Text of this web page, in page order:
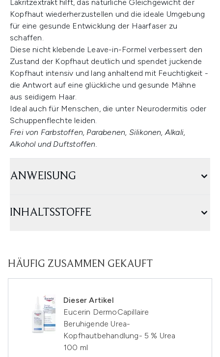
Lakritzextrakt hilft, das natürliche Gleichgewicht der
Kopfhaut wiederherzustellen und die ideale Umgebung
für eine gesunde Entwicklung der Haarfaser zu
schaffen.
Diese nicht klebende Leave-in-Formel verbessert den
Zustand der Kopfhaut deutlich und spendet juckende
Kopfhaut intensiv und lang anhaltend mit Feuchtigkeit -
die Antwort auf eine glückliche und gesunde Mähne
aus seidigem Haar.
Ideal auch für Menschen, die unter Neurodermitis oder
Schuppenflechte leiden.
Frei von Farbstoffen, Parabenen, Silikonen, Alkali,
Alkohol und Duftstoffen.
ANWEISUNG
INHALTSSTOFFE
HÄUFIG ZUSAMMEN GEKAUFT
Dieser Artikel
Eucerin DermoCapillaire
Beruhigende Urea-
Kopfhautbehandlung- 5 % Urea
100 ml